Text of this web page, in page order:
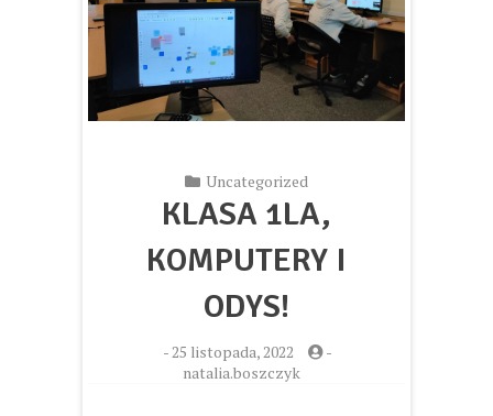
Uncategorized
KLASA 1LA,
KOMPUTERY I
ODYS!
-25 listopada, 2022
-
natalia.boszczyk